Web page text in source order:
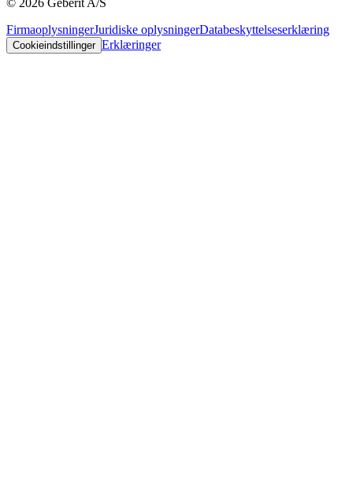
FirmaoplysningerJuridiske oplysningerDatabeskyttelseserklæring
Cookieindstillinger Erklæringer